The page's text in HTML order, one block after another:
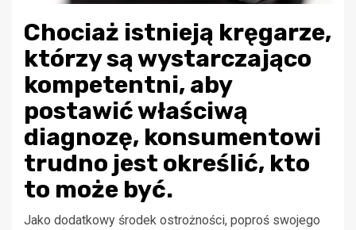
Chociaż istnieją kręgarze,
którzy są wystarczająco
kompetentni, aby
postawić właściwą
diagnozę, konsumentowi
trudno jest określić, kto
to może być.
Jako dodatkowy środek ostrożności, poproś swojego